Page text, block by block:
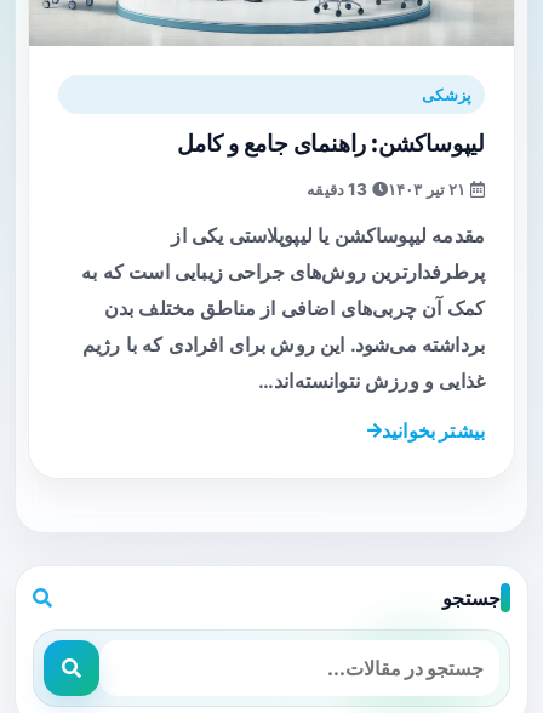
پزشکی
لیپوساکشن: راهنمای جامع و کامل
مقدمه لیپوساکشن یا لیپوپلاستی یکی از
پرطرفدارترین روش‌های جراحی زیبایی است که به
کمک آن چربی‌های اضافی از مناطق مختلف بدن
برداشته می‌شود. این روش برای افرادی که با رژیم
غذایی و ورزش نتوانسته‌اند…
بیشتر بخوانید
جستجو